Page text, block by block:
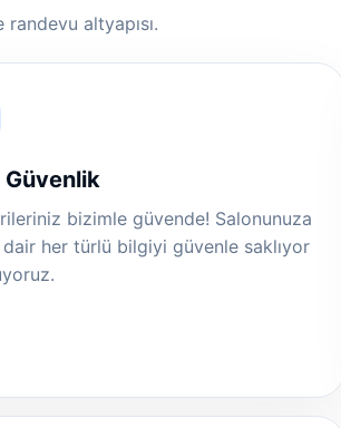
altyapısı.
Güvenlik
bizimle güvende! Salonunuza
her türlü bilgiyi güvenle saklıyor